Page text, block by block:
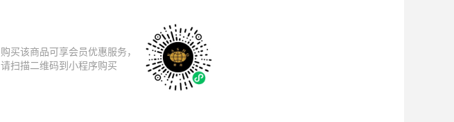
购买该商品可享会员优惠服务，
请扫描二维码到小程序购买